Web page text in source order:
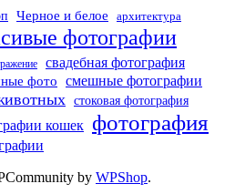
Черное и белое архитектура
фотографии
свадебная фотография
фото смешные фотографии
стоковая фотография
кошек фотография
by WPShop.